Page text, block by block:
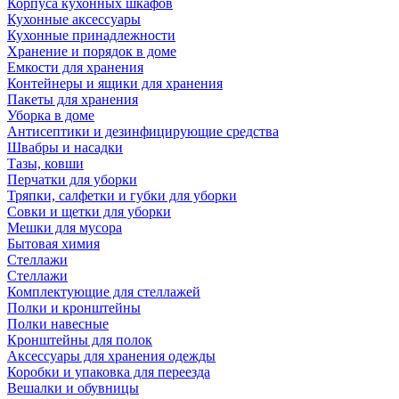
Корпуса кухонных шкафов
Кухонные аксессуары
Кухонные принадлежности
Хранение и порядок в доме
Емкости для хранения
Контейнеры и ящики для хранения
Пакеты для хранения
Уборка в доме
Антисептики и дезинфицирующие средства
Швабры и насадки
Тазы, ковши
Перчатки для уборки
Тряпки, салфетки и губки для уборки
Совки и щетки для уборки
Мешки для мусора
Бытовая химия
Стеллажи
Стеллажи
Комплектующие для стеллажей
Полки и кронштейны
Полки навесные
Кронштейны для полок
Аксессуары для хранения одежды
Коробки и упаковка для переезда
Вешалки и обувницы